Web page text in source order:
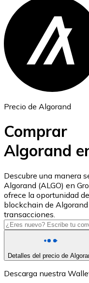
Ethereum
ETH
USD Coin
USDC
Precio de Algorand
Comprar
Algorand
Descubre una manera
Algorand (ALGO) en
ofrece la oportunidad
blockchain de
transacciones.
Detalles del precio de
Descarga nuestra